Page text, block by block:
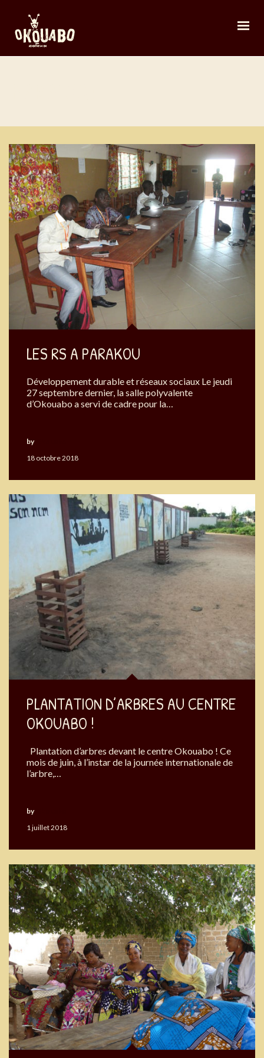
LES RS A PARAKOU
Développement durable et réseaux sociaux Le jeudi
27 septembre dernier, la salle polyvalente
d’Okouabo a servi de cadre pour la…
18 octobre 2018
by
PLANTATION D’ARBRES AU CENTRE
OKOUABO !
Plantation d’arbres devant le centre Okouabo ! Ce
mois de juin, à l’instar de la journée internationale de
l’arbre,…
1 juillet 2018
by